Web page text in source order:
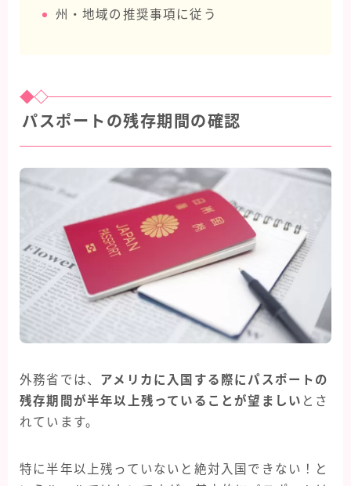
州・地域の推奨事項に従う
パスポートの残存期間の確認
外務省では、 アメリカに入国する際にパスポートの
残存期間が半年以上残っていることが望ましい とさ
れています。
特に半年以上残っていないと絶対入国できない！と